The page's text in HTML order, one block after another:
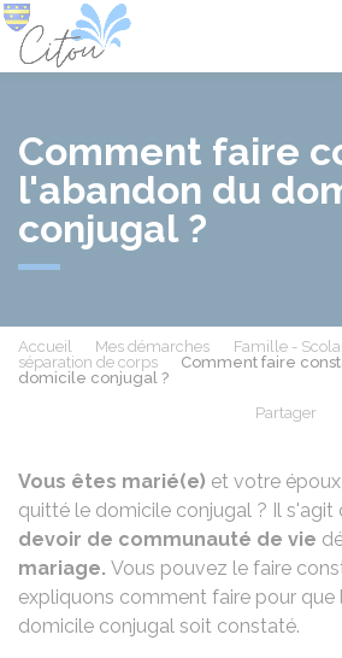
Comment faire
l'abandon du
conjugal ?
Accueil Mes démarches Famille -
séparation de corps
Comment faire
domicile conjugal ?
Partager
Vous êtes marié(e) et votre
quitté le domicile conjugal ? Il s'agit
devoir de communauté de vie
mariage. Vous pouvez le faire
expliquons comment faire pour que
domicile conjugal soit constaté.